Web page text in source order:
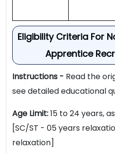
Eligibility Criteria For
Apprentice
Instructions - Read the
see detailed educational
Age Limit:15 to 24 years,
[SC/ST - 05 years
relaxation]